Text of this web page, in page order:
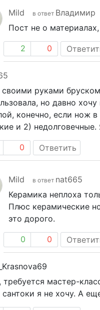
Mild в ответ Владимир
Пост не о
2 0
своими руками
но давно
конечно, если нож
и 2)
0 Ответить
Mild в ответ nat665
Керамика неплоха
Плюс керамические
это дорого.
0 0
требуется мастер-
сантоки я не хочу. А